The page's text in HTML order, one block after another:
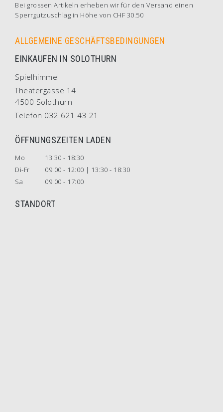
Bei grossen Artikeln erheben wir für den Versand einen
Sperrgutzuschlag in Höhe von CHF 30.50
ALLGEMEINE GESCHÄFTSBEDINGUNGEN
EINKAUFEN IN SOLOTHURN
Spielhimmel
Theatergasse 14
4500 Solothurn
Telefon 032 621 43 21
ÖFFNUNGSZEITEN LADEN
Mo
13:30 - 18:30
Di-Fr
09:00 - 12:00 | 13:30 - 18:30
Sa
09:00 - 17:00
STANDORT